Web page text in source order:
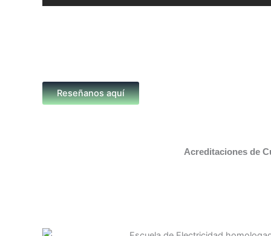
Reseñanos aquí
Acreditaciones de